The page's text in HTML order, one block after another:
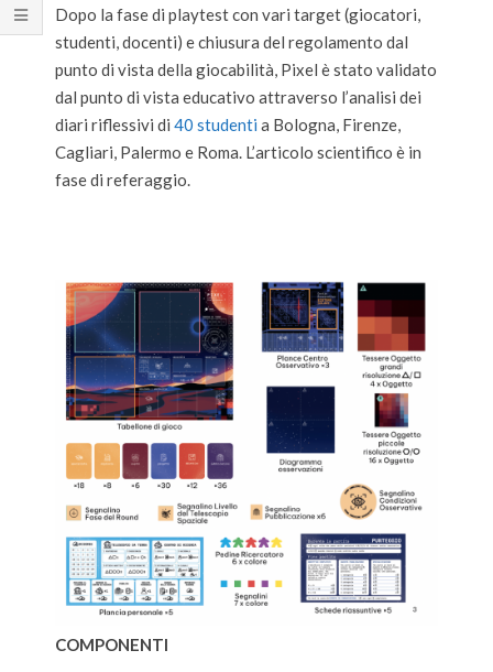
Dopo la fase di playtest con vari target (giocatori,
studenti, docenti) e chiusura del regolamento dal
punto di vista della giocabilità, Pixel è stato validato
dal punto di vista educativo attraverso l’analisi dei
diari riflessivi di 40 studenti a Bologna, Firenze,
Cagliari, Palermo e Roma. L’articolo scientifico è in
fase di referaggio.
COMPONENTI